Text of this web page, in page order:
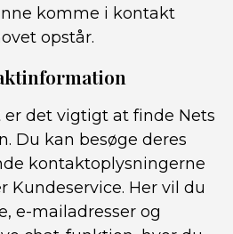
komme i kontakt
opstår.
det vigtigt at finde Nets
Du kan besøge deres
kontaktoplysningerne
Kundeservice. Her vil du
e-mailadresser og